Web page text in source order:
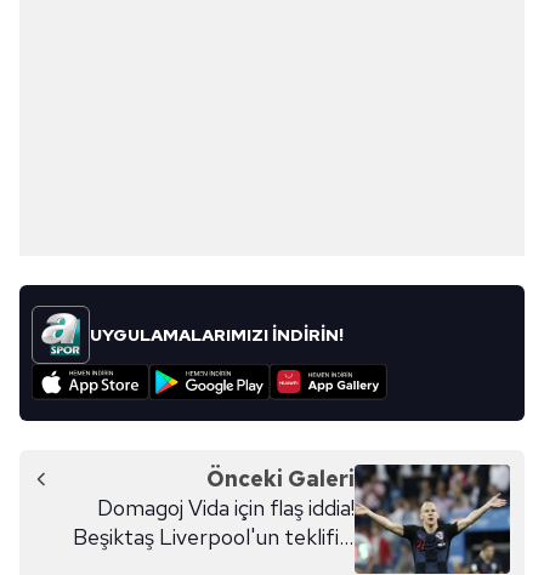
UYGULAMALARIMIZI İNDİRİN!
Önceki Galeri
Domagoj Vida için flaş iddia!
Beşiktaş Liverpool'un teklifini